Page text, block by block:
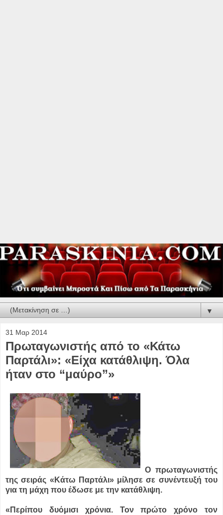
▼
31 Μαρ 2014
Πρωταγωνιστής από το «Κάτω
Παρτάλι»: «Είχα κατάθλιψη. Όλα
ήταν στο “μαύρο”»
Ο πρωταγωνιστής
της σειράς «Κάτω Παρτάλι» μίλησε σε συνέντευξή του
για τη μάχη που έδωσε με την κατάθλιψη.
«Περίπου δυόμισι χρόνια. Τον πρώτο χρόνο τον